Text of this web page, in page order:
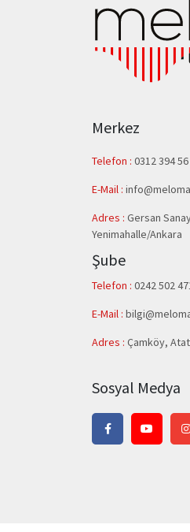
Merkez
Telefon : 0312 394
E-Mail :
Adres : Gersan
Yenimahalle/Ankara
Şube
Telefon : 0242 502
E-Mail :
Adres : Çamköy,
Sosyal Medya